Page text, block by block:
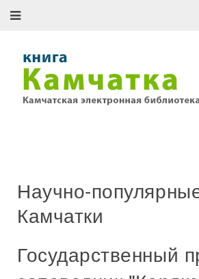
Научно-
Камчатки
Государственный